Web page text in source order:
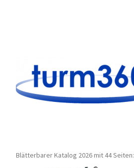
Blätterbarer Katalog 2026 mit 44 Seiten: